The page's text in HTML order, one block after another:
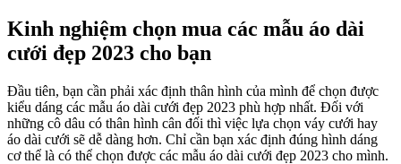
Kinh nghiệm chọn mua các mẫu áo dài
cưới đẹp 2023 cho bạn​
Đầu tiên, bạn cần phải xác định thân hình của mình để chọn được
kiểu dáng các mẫu áo dài cưới đẹp 2023 phù hợp nhất. Đối với
những cô dâu có thân hình cân đối thì việc lựa chọn váy cưới hay
áo dài cưới sẽ dễ dàng hơn. Chỉ cần bạn xác định đúng hình dáng
cơ thể là có thể chọn được các mẫu áo dài cưới đẹp 2023 cho mình.